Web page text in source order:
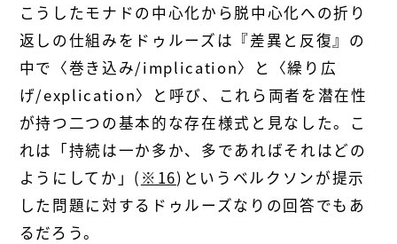
こうしたモナドの中心化から脱中心化への折り
返しの仕組みをドゥルーズは『差異と反復』の
中で〈巻き込み/implication〉と〈繰り広
げ/explication〉と呼び、これら両者を潜在性
が持つ二つの基本的な存在様式と見なした。こ
れは「持続は一か多か、多であればそれはどの
ようにしてか」( ※16)というベルクソンが提示
した問題に対するドゥルーズなりの回答でもあ
るだろう。